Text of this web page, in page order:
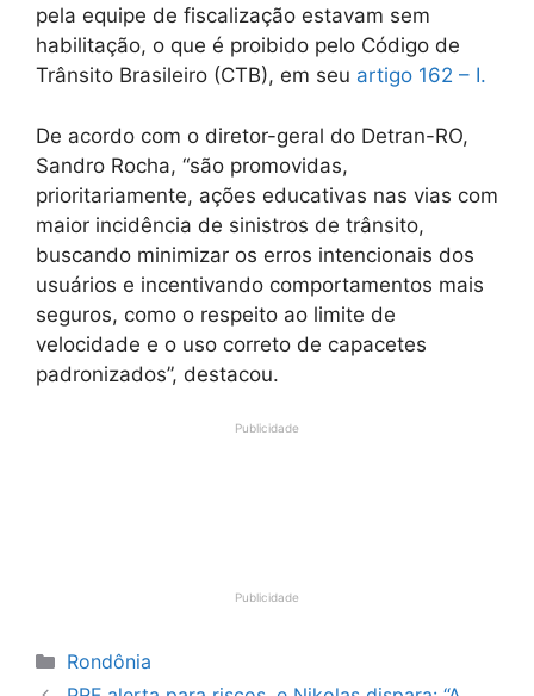
pela equipe de fiscalização estavam sem
habilitação, o que é proibido pelo Código de
Trânsito Brasileiro (CTB), em seu artigo 162 – I.
De acordo com o diretor-geral do Detran-RO,
Sandro Rocha, “são promovidas,
prioritariamente, ações educativas nas vias com
maior incidência de sinistros de trânsito,
buscando minimizar os erros intencionais dos
usuários e incentivando comportamentos mais
seguros, como o respeito ao limite de
velocidade e o uso correto de capacetes
padronizados”, destacou.
Publicidade
Publicidade
Categorias
Rondônia